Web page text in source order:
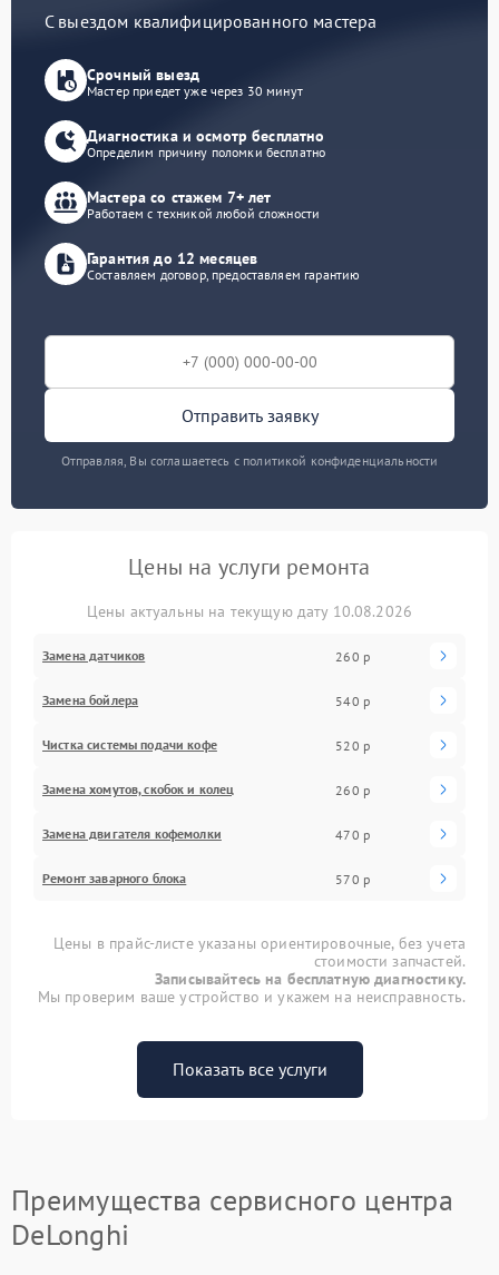
С выездом квалифицированного мастера
Срочный выезд
Мастер приедет уже через 30 минут
Диагностика и осмотр бесплатно
Определим причину поломки бесплатно
Мастера со стажем 7+ лет
Работаем с техникой любой сложности
Гарантия до 12 месяцев
Составляем договор, предоставляем гарантию
Отправить заявку
Отправляя, Вы соглашаетесь с политикой конфиденциальности
Цены на услуги ремонта
Цены актуальны на текущую дату 10.08.2026
Замена датчиков 260 р
Замена бойлера 540 р
Чистка системы подачи кофе 520 р
Замена хомутов, скобок и колец 260 р
Замена двигателя кофемолки 470 р
Ремонт заварного блока 570 р
Цены в прайс-листе указаны ориентировочные, без учета
стоимости запчастей.
Записывайтесь на бесплатную диагностику.
Мы проверим ваше устройство и укажем на неисправность.
Показать все услуги
Преимущества сервисного центра
DeLonghi